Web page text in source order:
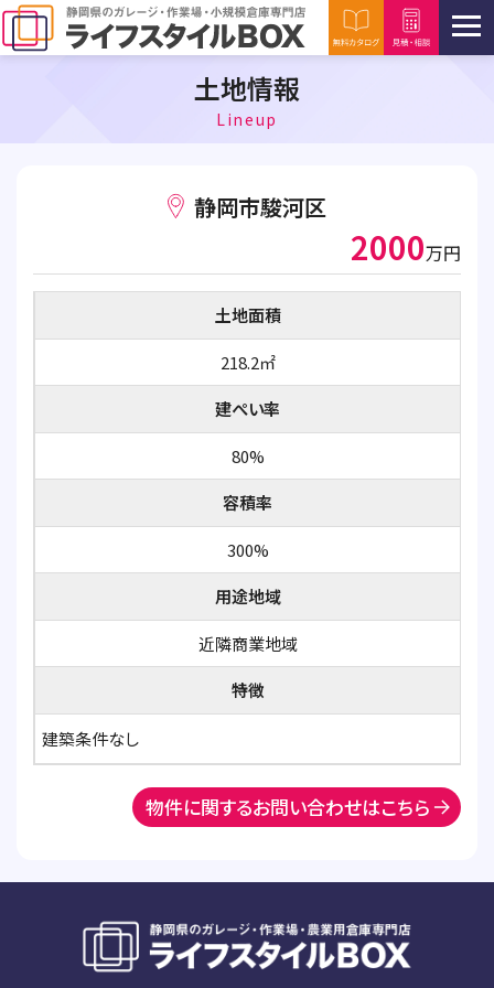
土地情報
Lineup
静岡市駿河区
2000万円
土地面積
218.2㎡
建ぺい率
80%
容積率
300%
用途地域
近隣商業地域
特徴
建築条件なし
物件に関するお問い合わせはこちら